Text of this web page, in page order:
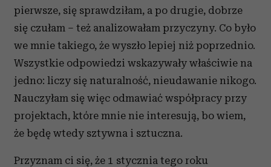
pierwsze, się sprawdziłam, a po drugie, dobrze
się czułam – też analizowałam przyczyny. Co było
we mnie takiego, że wyszło lepiej niż poprzednio.
Wszystkie odpowiedzi wskazywały właściwie na
jedno: liczy się naturalność, nieudawanie nikogo.
Nauczyłam się więc odmawiać współpracy przy
projektach, które mnie nie interesują, bo wiem,
że będę wtedy sztywna i sztuczna.
Przyznam ci się, że 1 stycznia tego roku